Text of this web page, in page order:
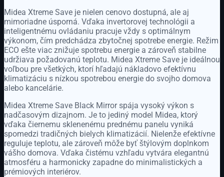
Midea Xtreme Save je nielen cenovo dostupná, ale aj
mimoriadne úsporná. Vďaka invertorovej technológii a
inteligentnému ovládaniu pracuje vždy s optimálnym
výkonom, čím predchádza zbytočnej spotrebe energie. Režim
ECO ešte viac znižuje spotrebu energie a zároveň stabilne
udržiava požadovanú teplotu. Midea Xtreme Save je ideálnou
voľbou pre všetkých, ktorí hľadajú nákladovo efektívnu
klimatizáciu s nízkou spotrebou energie do svojho domova
alebo kancelárie.
Midea Xtreme Save Black Mirror spája vysoký výkon s
nadčasovým dizajnom. Je to jediný model Midea, ktorý
vďaka čiernemu sklenenému prednému panelu vyniká
spomedzi tradičných bielych klimatizácií. Nielenže efektívne
reguluje teplotu, ale zároveň môže byť štýlovým doplnkom
vášho domova. Vďaka čistému vzhľadu vytvára elegantnú
atmosféru a harmonicky zapadne do minimalistických a
prémiových interiérov.